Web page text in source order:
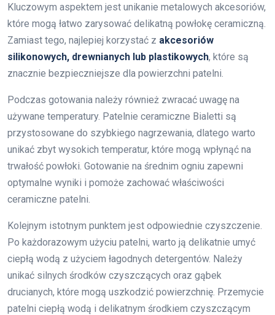
Kluczowym aspektem jest unikanie metalowych akcesoriów,
które mogą łatwo zarysować delikatną powłokę ceramiczną.
Zamiast tego, najlepiej korzystać z akcesoriów
silikonowych, drewnianych lub plastikowych, które są
znacznie bezpieczniejsze dla powierzchni patelni.
Podczas gotowania należy również zwracać uwagę na
używane temperatury. Patelnie ceramiczne Bialetti są
przystosowane do szybkiego nagrzewania, dlatego warto
unikać zbyt wysokich temperatur, które mogą wpłynąć na
trwałość powłoki. Gotowanie na średnim ogniu zapewni
optymalne wyniki i pomoże zachować właściwości
ceramiczne patelni.
Kolejnym istotnym punktem jest odpowiednie czyszczenie.
Po każdorazowym użyciu patelni, warto ją delikatnie umyć
ciepłą wodą z użyciem łagodnych detergentów. Należy
unikać silnych środków czyszczących oraz gąbek
drucianych, które mogą uszkodzić powierzchnię. Przemycie
patelni ciepłą wodą i delikatnym środkiem czyszczącym